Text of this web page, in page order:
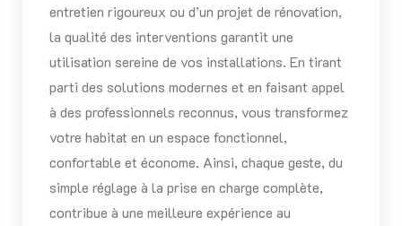
entretien rigoureux ou d’un projet de rénovation,
la qualité des interventions garantit une
utilisation sereine de vos installations. En tirant
parti des solutions modernes et en faisant appel
à des professionnels reconnus, vous transformez
votre habitat en un espace fonctionnel,
confortable et économe. Ainsi, chaque geste, du
simple réglage à la prise en charge complète,
contribue à une meilleure expérience au